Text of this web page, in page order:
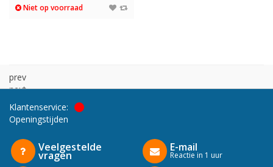
Niet op voorraad
prev
next
Klantenservice:
Openingstijden
Veelgestelde
vragen
E-mail
Reactie in 1 uur